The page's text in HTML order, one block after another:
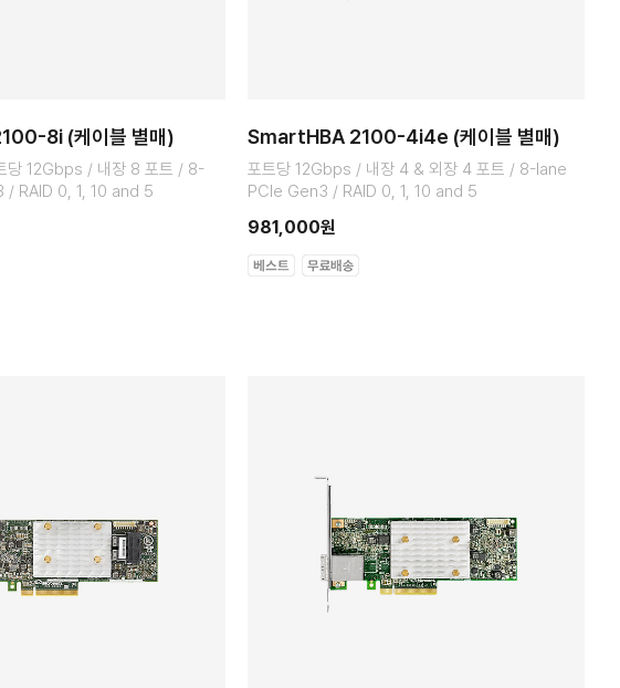
8i (케이블 별매)
당 12Gbps / 내장 8 포트 / 8-
RAID 0, 1, 10 and 5
SmartHBA 2100-4i4e (케이블 별매)
포트당 12Gbps / 내장 4 & 외장 4 포트 / 8-lane
PCIe Gen3 / RAID 0, 1, 10 and 5
981,000원